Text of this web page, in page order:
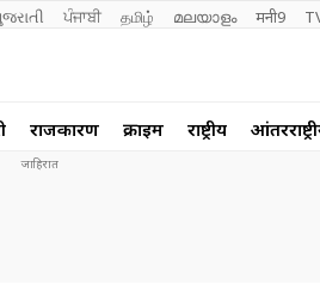
ਪੰਜਾਬੀ தமிழ் മലയാളം मनी9
राजकारण क्राईम राष्ट्रीय